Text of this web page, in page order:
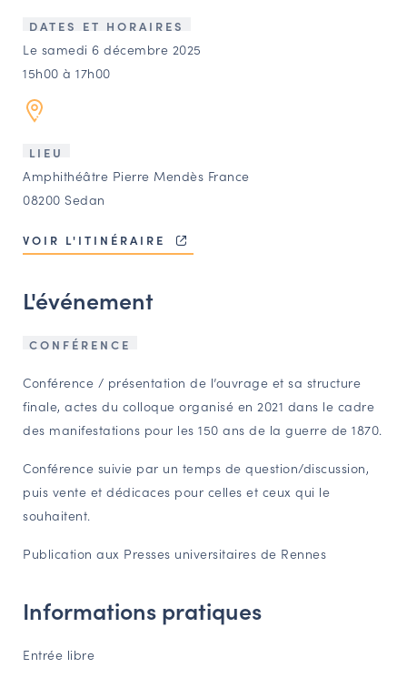
CONTACT
Agenda
Annuaire
Ressources
OFFRES D’EMPLOI ET DE STAGE
OUTILS EN LIGNE
Espace acteurs
NAVIGATION FILTRÉE « ACTEURS »
Service Inventaire et Patrimoines de la Région Grand Est
VOUS ÊTES…
Amateurs d’histoire et de patrimoine
DATES ET HORAIRES
Le samedi 6 décembre 2025
15h00 à 17h00
LIEU
Amphithéâtre Pierre Mendès France
08200 Sedan
VOIR L'ITINÉRAIRE
L'événement
CONFÉRENCE
Conférence / présentation de l’ouvrage et sa structure
finale, actes du colloque organisé en 2021 dans le cadre
des manifestations pour les 150 ans de la guerre de 1870.
Conférence suivie par un temps de question/discussion,
puis vente et dédicaces pour celles et ceux qui le
souhaitent.
Publication aux Presses universitaires de Rennes
Informations pratiques
Entrée libre